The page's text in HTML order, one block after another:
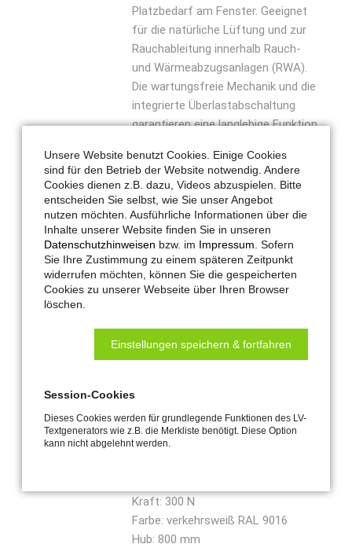
Platzbedarf am Fenster. Geeignet
für die natürliche Lüftung und zur
Rauchableitung innerhalb Rauch-
und Wärmeabzugsanlagen (RWA).
Die wartungsfreie Mechanik und die
integrierte Überlastabschaltung
garantieren eine langlebige Funktion.
Einfache Montage durch
Klickbefestigung mit schlanken
Konsolen sowohl am Rahmen als
auch am Flügel. Beidseitige
Anschlussmöglichkeit mit
Steckverbinder zum einfachen
Anschließen mehrerer Antriebe.
Einfache Grundkonfiguration direkt
mm, einstellbar. ZU-Meldung,
potenzialfreier Kontakt integriert.
Zubehörartikel.
Kraft: 300 N
Farbe: verkehrsweiß RAL 9016
Hub: 800 mm
Unsere Website benutzt Cookies. Einige Cookies
sind für den Betrieb der Website notwendig. Andere
Cookies dienen z.B. dazu, Videos abzuspielen. Bitte
entscheiden Sie selbst, wie Sie unser Angebot
nutzen möchten. Ausführliche Informationen über die
Inhalte unserer Website finden Sie in unseren
Datenschutzhinweisen bzw. im Impressum . Sofern
Sie Ihre Zustimmung zu einem späteren Zeitpunkt
widerrufen möchten, können Sie die gespeicherten
Cookies zu unserer Webseite über Ihren Browser
löschen.
Einstellungen speichern & fortfahren
Session-Cookies
Dieses Cookies werden für grundlegende Funktionen des LV-
Textgenerators wie z.B. die Merkliste benötigt. Diese Option
kann nicht abgelehnt werden.